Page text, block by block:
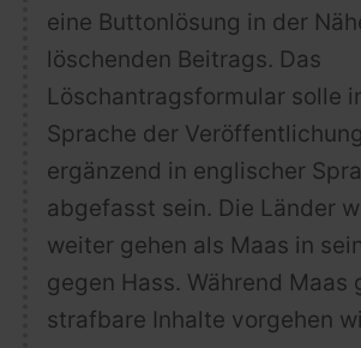
eine Buttonlösung in der
löschenden Beitrags. Das
Löschantragsformular solle
Sprache der
ergänzend in englischer
abgefasst sein. Die Länder
weiter gehen als Maas in
gegen Hass. Während Maas
strafbare Inhalte vorgehen